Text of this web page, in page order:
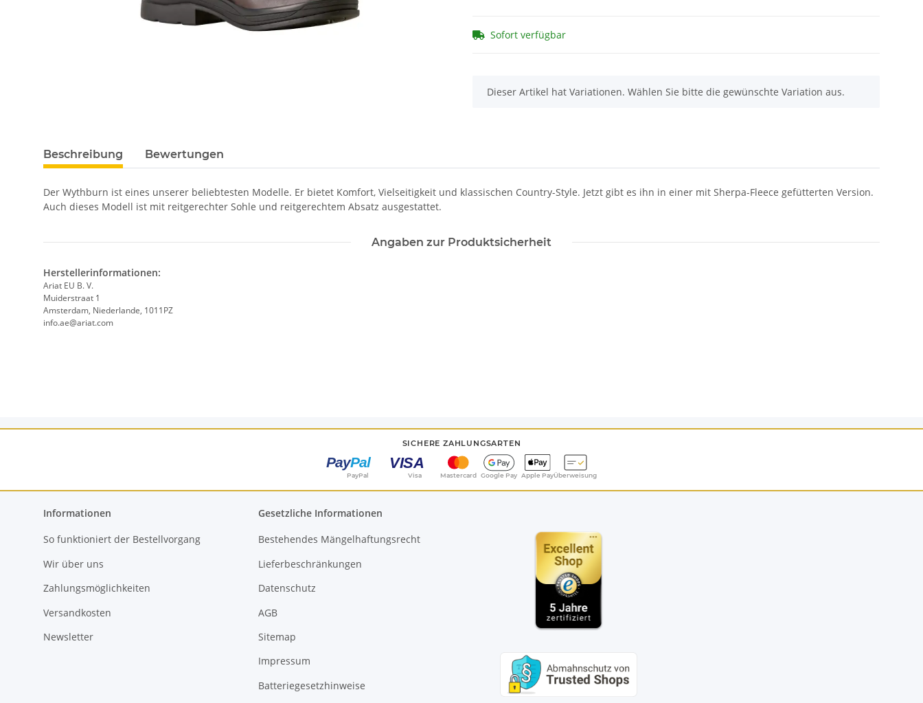
Sofort verfügbar
x
Dieser Artikel hat Variationen. Wählen Sie bitte die gewünschte Variation aus.
Beschreibung Bewertungen
Der Wythburn ist eines unserer beliebtesten Modelle. Er bietet Komfort, Vielseitigkeit und klassischen Country-Style. Jetzt gibt es ihn in einer mit Sherpa-Fleece gefütterten Version.
Auch dieses Modell ist mit reitgerechter Sohle und reitgerechtem Absatz ausgestattet.
Angaben zur Produktsicherheit
Herstellerinformationen:
Ariat EU B. V.
Muiderstraat 1
Amsterdam, Niederlande, 1011PZ
info.ae@ariat.com
SICHERE ZAHLUNGSARTEN
PayPal Visa Mastercard Google Pay Apple PayÜberweisung
Informationen
So funktioniert der Bestellvorgang
Wir über uns
Zahlungsmöglichkeiten
Versandkosten
Newsletter
Gesetzliche Informationen
Bestehendes Mängelhaftungsrecht
Lieferbeschränkungen
Datenschutz
AGB
Sitemap
Impressum
Batteriegesetzhinweise